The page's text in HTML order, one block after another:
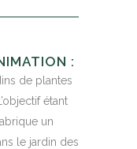
:
de plantes
étant
un
le jardin des